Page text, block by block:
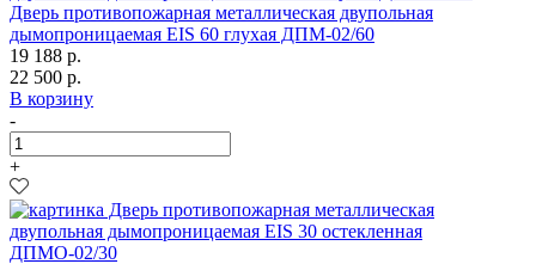
Дверь противопожарная металлическая двупольная
дымопроницаемая EIS 60 глухая ДПМ-02/60
19 188 р.
22 500 р.
В корзину
-
+